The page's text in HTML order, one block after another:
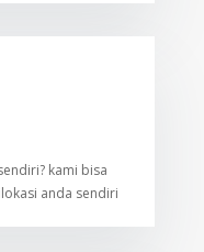
kami bisa
anda sendiri